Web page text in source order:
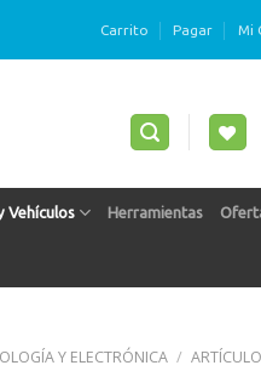
Carrito Pagar Mi
Vehículos Herramientas
Y ELECTRÓNICA /